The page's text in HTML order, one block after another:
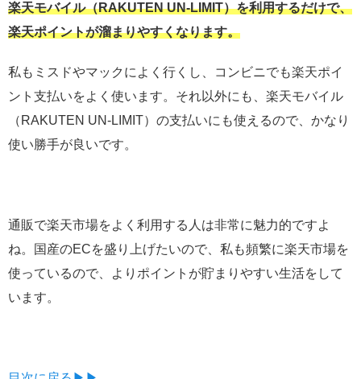
楽天モバイル（RAKUTEN UN-LIMIT）を利用するだけで、
楽天ポイントが溜まりやすくなります。
私もミスドやマックによく行くし、コンビニでも楽天ポイ
ント支払いをよく使います。それ以外にも、楽天モバイル
（RAKUTEN UN-LIMIT）の支払いにも使えるので、かなり
使い勝手が良いです。
通販で楽天市場をよく利用する人は非常に魅力的ですよ
ね。国産のECを盛り上げたいので、私も頻繁に楽天市場を
使っているので、よりポイントが貯まりやすい生活をして
います。